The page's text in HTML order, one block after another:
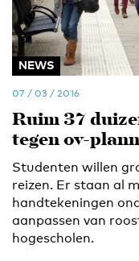
NEWS
07 / 03 / 2016
Ruim 37
tegen ov-
Studenten willen
reizen. Er staan al
handtekeningen
aanpassen van
hogescholen.